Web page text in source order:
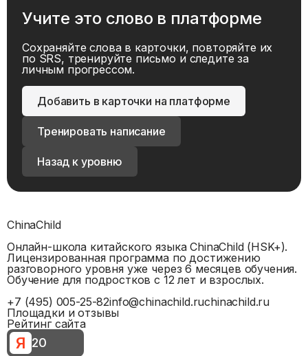
Учите это слово в платформе
Сохраняйте слова в карточки, повторяйте их
по SRS, тренируйте письмо и следите за
личным прогрессом.
Добавить в карточки на платформе
Тренировать написание
Назад к уровню
ChinaChild
Онлайн-школа китайского языка ChinaChild (HSK+).
Лицензированная программа по достижению
разговорного уровня уже через 6 месяцев обучения.
Обучение для подростков с 12 лет и взрослых.
+7 (495) 005-25-82info@chinachild.ruchinachild.ru
Площадки и отзывы
Рейтинг сайта
Я 20